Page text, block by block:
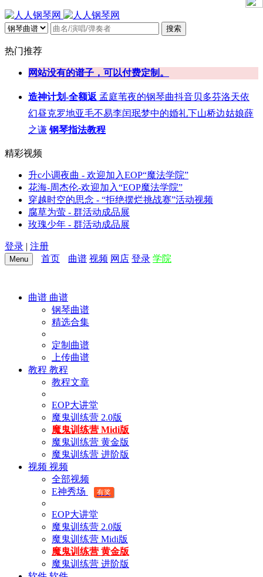
搜索
热门推荐
网站没有的谱子，可以付费定制。
造神计划-全额返 孟庭苇夜的钢琴曲抖音贝多芬洛天依
幻昼克罗地亚毛不易李闰珉梦中的婚礼下山桥边姑娘薛
之谦 钢琴指法教程
精彩视频
升c小调夜曲 - 欢迎加入EOP“魔法学院”
花海-周杰伦-欢迎加入“EOP魔法学院”
穿越时空的思念 - “拒绝摆烂挑战赛”活动视频
腐草为萤 - 群活动成品展
玫瑰少年 - 群活动成品展
登录 | 注册
Menu 首页 曲谱 视频 网店 登录 学院
曲谱 曲谱
钢琴曲谱
精选合集
定制曲谱
上传曲谱
教程 教程
教程文章
EOP大讲堂
魔鬼训练营 2.0版
魔鬼训练营 Midi版
魔鬼训练营 黄金版
魔鬼训练营 进阶版
视频 视频
全部视频
E神秀场
有奖
EOP大讲堂
魔鬼训练营 2.0版
魔鬼训练营 Midi版
魔鬼训练营 黄金版
魔鬼训练营 进阶版